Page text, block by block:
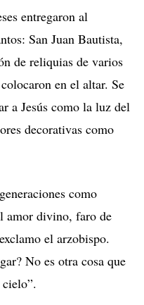
entregaron al
San Juan Bautista,
de reliquias de varios
en el altar. Se
a Jesús como la luz del
lores decorativas como
como
amor divino, faro de
el arzobispo.
No es otra cosa que